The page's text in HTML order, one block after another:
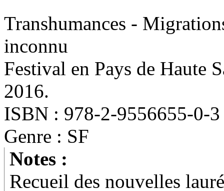
Transhumances -
inconnu
Festival en Pays de Haute
2016.
ISBN : 978-2-9556655-0-3
Genre : SF
Notes :
Recueil des nouvelles